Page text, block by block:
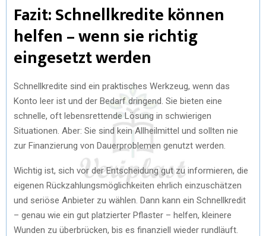
Fazit: Schnellkredite können
helfen – wenn sie richtig
eingesetzt werden
Schnellkredite sind ein praktisches Werkzeug, wenn das
Konto leer ist und der Bedarf dringend. Sie bieten eine
schnelle, oft lebensrettende Lösung in schwierigen
Situationen. Aber: Sie sind kein Allheilmittel und sollten nie
zur Finanzierung von Dauerproblemen genutzt werden.
Wichtig ist, sich vor der Entscheidung gut zu informieren, die
eigenen Rückzahlungsmöglichkeiten ehrlich einzuschätzen
und seriöse Anbieter zu wählen. Dann kann ein Schnellkredit
– genau wie ein gut platzierter Pflaster – helfen, kleinere
Wunden zu überbrücken, bis es finanziell wieder rundläuft.